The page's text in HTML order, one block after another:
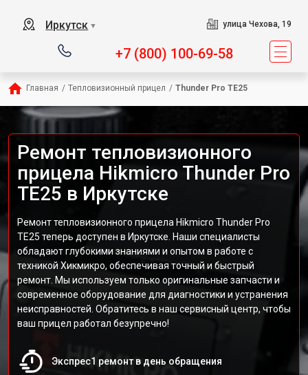
Иркутск ▼ улица Чехова, 19
+7 (800) 100-69-58
Главная / Тепловизионный прицел / Thunder Pro TE25
Ремонт тепловизионного
прицела Hikmicro Thunder Pro
TE25 в Иркутске
Ремонт тепловизионного прицела Hikmicro Thunder Pro
TE25 теперь доступен в Иркутске. Наши специалисты
обладают глубокими знаниями и опытом в работе с
техникой Хикмикро, обеспечивая точный и быстрый
ремонт. Мы используем только оригинальные запчасти и
современное оборудование для диагностики и устранения
неисправностей. Обратитесь в наш сервисный центр, чтобы
ваш прицел работал безупречно!
Экспрес1 ремонт в день обращения